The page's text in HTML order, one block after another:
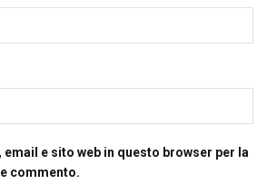
email e sito web in questo browser per la
commento.